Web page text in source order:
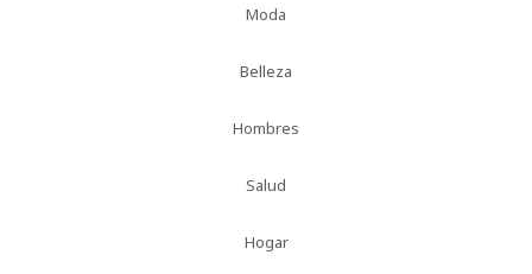
Moda
Belleza
Hombres
Salud
Hogar